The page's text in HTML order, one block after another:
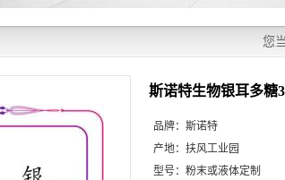
您
斯诺特生物银耳多糖
品牌： 斯诺特
产地： 扶风工业园
型号： 粉末或液体定制